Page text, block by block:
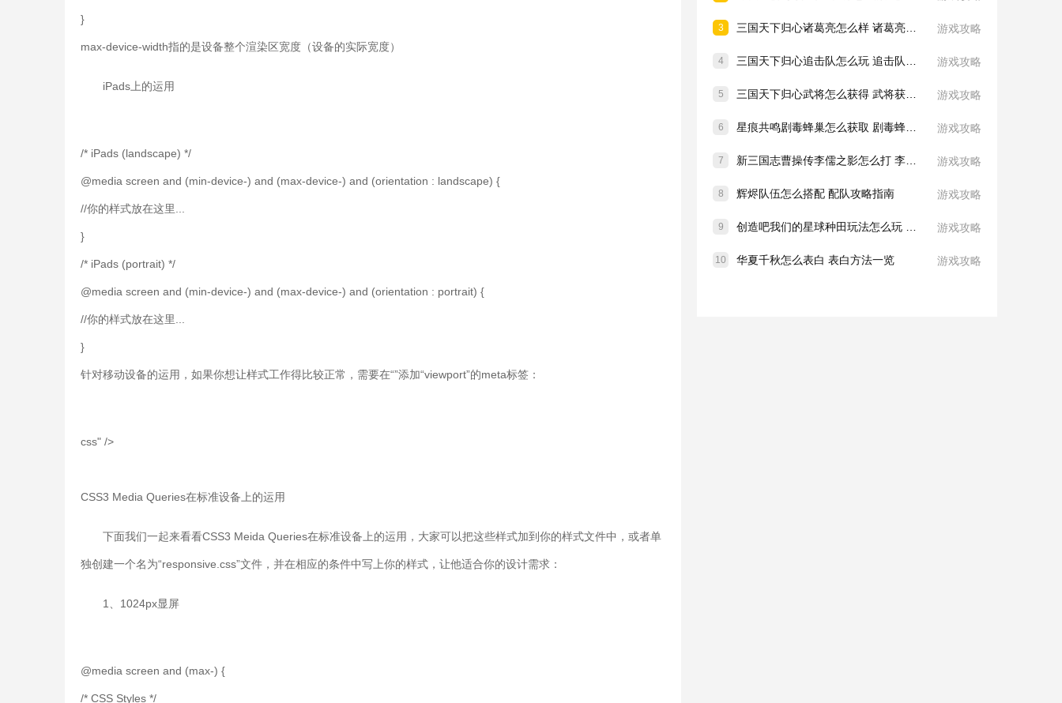
3 游戏攻略
4 游戏攻略
5 游戏攻略
6 游戏攻略
7 游戏攻略
8 辉烬队伍怎么搭配 配队攻略指南 游戏攻略
9 游戏攻略
10 华夏千秋怎么表白 表白方法一览 游戏攻略
}
max-device-width指的是设备整个渲染区宽度（设备的实际宽度）
iPads上的运用
/* iPads (landscape) */
@media screen and (min-device-) and (max-device-) and (orientation : landscape) {
//你的样式放在这里...
}
/* iPads (portrait) */
@media screen and (min-device-) and (max-device-) and (orientation : portrait) {
//你的样式放在这里...
}
针对移动设备的运用，如果你想让样式工作得比较正常，需要在“”添加“viewport”的meta标签：
css" />
CSS3 Media Queries在标准设备上的运用
下面我们一起来看看CSS3 Meida Queries在标准设备上的运用，大家可以把这些样式加到你的样式文件中，或者单
独创建一个名为“responsive.css”文件，并在相应的条件中写上你的样式，让他适合你的设计需求：
1、1024px显屏
@media screen and (max-) {
/* CSS Styles */